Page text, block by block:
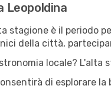
Leopoldina
stagione è il periodo
della città,
locale?
di esplorare